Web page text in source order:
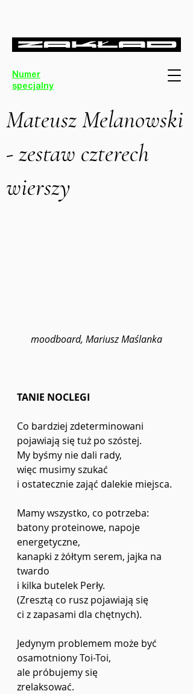
Numer
specjalny
Mateusz Melanowski
- zestaw czterech
wierszy
moodboard, Mariusz Maślanka
TANIE NOCLEGI
Co bardziej zdeterminowani
pojawiają się tuż po szóstej.
My byśmy nie dali rady,
więc musimy szukać
i ostatecznie zająć dalekie miejsca.
Mamy wszystko, co potrzeba:
batony proteinowe, napoje
energetyczne,
kanapki z żółtym serem, jajka na
twardo
i kilka butelek Perły.
(Zresztą co rusz pojawiają się
ci z zapasami dla chętnych).
Jedynym problemem może być
osamotniony Toi-Toi,
ale próbujemy się
zrelaksować.